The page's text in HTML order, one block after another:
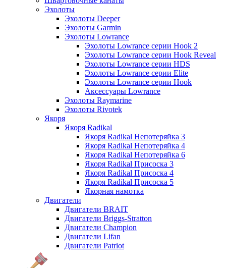
Эхолоты
Эхолоты Deeper
Эхолоты Garmin
Эхолоты Lowrance
Эхолоты Lowrance серии Hook 2
Эхолоты Lowrance серии Hook Reveal
Эхолоты Lowrance серии HDS
Эхолоты Lowrance серии Elite
Эхолоты Lowrance серии Hook
Аксессуары Lowrance
Эхолоты Raymarine
Эхолоты Rivotek
Якоря
Якоря Radikal
Якоря Radikal Непотеряйка 3
Якоря Radikal Непотеряйка 4
Якоря Radikal Непотеряйка 6
Якоря Radikal Присоска 3
Якоря Radikal Присоска 4
Якоря Radikal Присоска 5
Якорная намотка
Двигатели
Двигатели BRAIT
Двигатели Briggs-Stratton
Двигатели Champion
Двигатели Lifan
Двигатели Patriot